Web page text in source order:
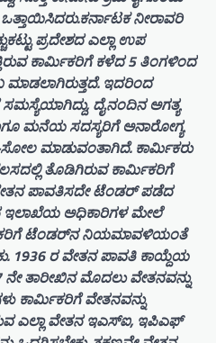
ನೀರಾವರಿ
ಪ್ರದೇಶದ ಎಲ್ಲಾ ಉಪ
ಕಾರ್ಮಿಕರಿಗೆ ಕಳೆದ 5 ತಿಂಗಳಿಂದ
ಇದರಿಂದ
ದೈನಂದಿನ ಅಗತ್ಯ
ಮನೆಯ ಸದಸ್ಯರಿಗೆ ಅನಾರೋಗ್ಯ
ಮಾಡುವಂತಾಗಿದೆ. ಕಾರ್ಮಿಕರು
ತೊಡಿಗಿರುವ ಕಾರ್ಮಿಕರಿಗೆ
ಪಾವತಿಸದೇ ಟೆಂಡರ್ ಪಡೆದ
ಇಲಾಖೆಯ ಅಧಿಕಾರಿಗಳ ಮೇಲೆ
ಟೆಂಡರ್‌ನ ನಿಯಮಾವಳಿಯಂತೆ
1936 ರ ವೇತನ ಪಾವತಿ ಕಾಯ್ದೆಯ
ನೇ ತಾರೀಖಿನ ಮೊದಲು ವೇತನವನ್ನು
ಕಾರ್ಮಿಕರಿಗೆ ವೇತನವನ್ನು
ಎಲ್ಲಾ ವೇತನ ಇಎಸ್‌ಐ, ಇಪಿಎಫ್